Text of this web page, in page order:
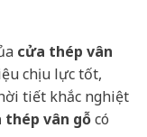
cửa thép vân
chịu lực tốt,
tiết khắc nghiệt
thép vân gỗcó